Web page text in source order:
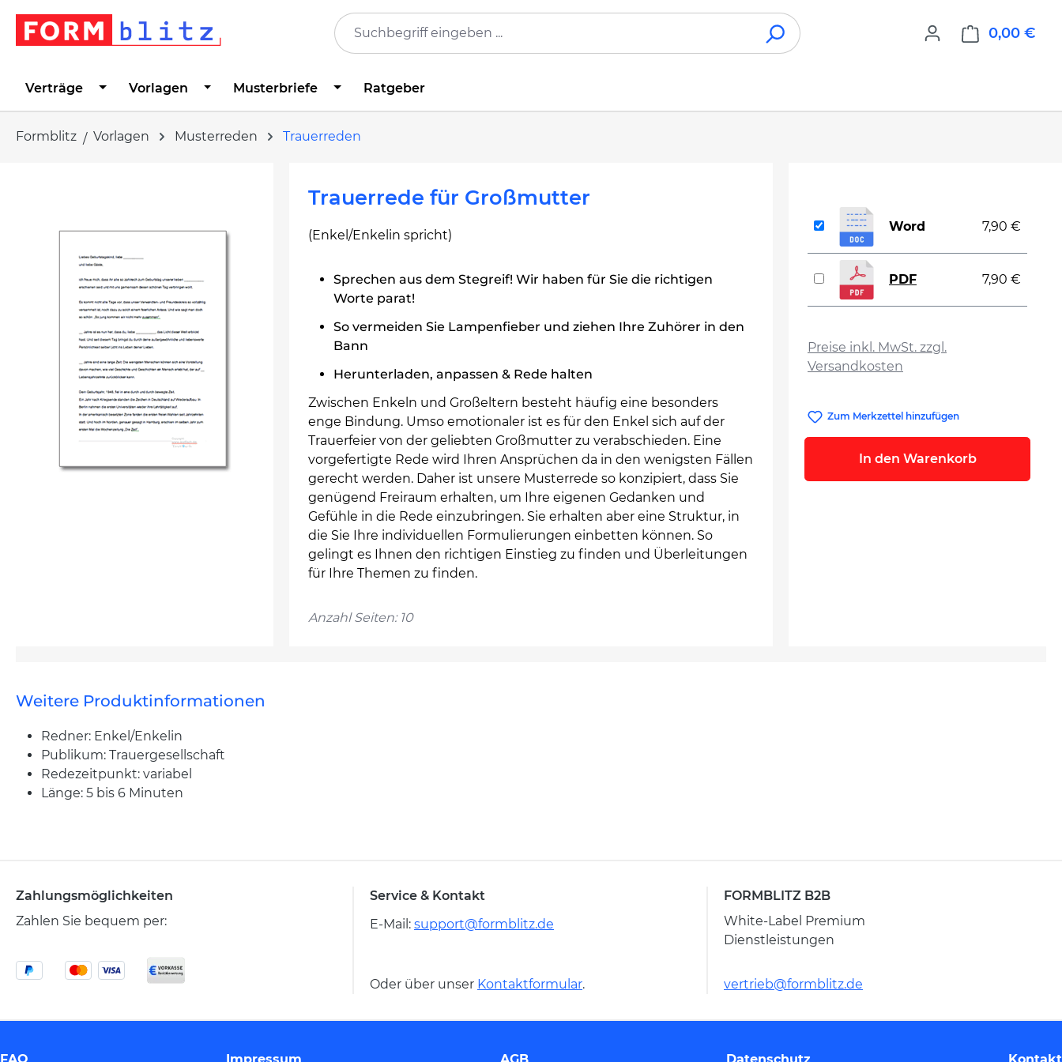
Zur Hauptnavigation springen
0,00 €
Verträge Vorlagen Musterbriefe Ratgeber
Formblitz Vorlagen Musterreden Trauerreden
Trauerrede für Großmutter
(Enkel/Enkelin spricht)
Sprechen aus dem Stegreif! Wir haben für Sie die richtigen
Worte parat!
So vermeiden Sie Lampenfieber und ziehen Ihre Zuhörer in den
Bann
Herunterladen, anpassen & Rede halten
Zwischen Enkeln und Großeltern besteht häufig eine besonders
enge Bindung. Umso emotionaler ist es für den Enkel sich auf der
Trauerfeier von der geliebten Großmutter zu verabschieden. Eine
vorgefertigte Rede wird Ihren Ansprüchen da in den wenigsten Fällen
gerecht werden. Daher ist unsere Musterrede so konzipiert, dass Sie
genügend Freiraum erhalten, um Ihre eigenen Gedanken und
Gefühle in die Rede einzubringen. Sie erhalten aber eine Struktur, in
die Sie Ihre individuellen Formulierungen einbetten können. So
gelingt es Ihnen den richtigen Einstieg zu finden und Überleitungen
für Ihre Themen zu finden.
Anzahl Seiten: 10
Preise inkl. MwSt. zzgl.
Versandkosten
Word 7,90 €
PDF 7,90 €
Zum Merkzettel hinzufügen
In den Warenkorb
Weitere Produktinformationen
Redner: Enkel/Enkelin
Publikum: Trauergesellschaft
Redezeitpunkt: variabel
Länge: 5 bis 6 Minuten
Zahlungsmöglichkeiten
Zahlen Sie bequem per:
Service & Kontakt
E-Mail: support@formblitz.de
Oder über unser Kontaktformular.
FORMBLITZ B2B
White-Label Premium
Dienstleistungen
vertrieb@formblitz.de